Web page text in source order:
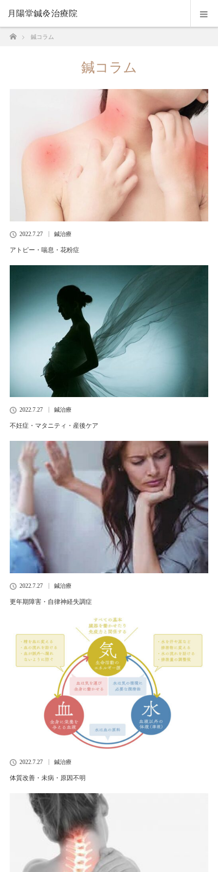
月陽堂鍼灸治療院
ホーム鍼コラム
鍼コラム
2022.7.27 鍼治療
アトピー・喘息・花粉症
2022.7.27 鍼治療
不妊症・マタニティ・産後ケア
2022.7.27 鍼治療
更年期障害・自律神経失調症
2022.7.27 鍼治療
体質改善・未病・原因不明